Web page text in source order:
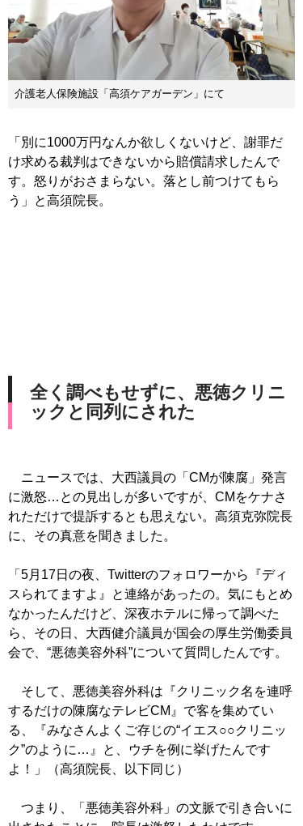
介護老人保険施設「高須ケアガーデン」にて
「別に1000万円なんか欲しくないけど、謝罪だ
け求める裁判はできないから賠償請求したんで
す。怒りがおさまらない。落とし前つけてもら
う」と高須院長。
全く調べもせずに、悪徳クリニ
ックと同列にされた
ニュースでは、大西議員の「CMが陳腐」発言
に激怒…との見出しが多いですが、CMをケナさ
れただけで提訴するとも思えない。高須克弥院長
に、その真意を聞きました。
「5月17日の夜、Twitterのフォロワーから『ディ
スられてますよ』と連絡があったの。気にもとめ
なかったんだけど、深夜ホテルに帰って調べた
ら、その日、大西健介議員が国会の厚生労働委員
会で、“悪徳美容外科”について質問したんです。
そして、悪徳美容外科は『クリニック名を連呼
するだけの陳腐なテレビCM』で客を集めてい
る、『みなさんよくご存じの“イエス○○クリニッ
ク”のように…』と、ウチを例に挙げたんです
よ！」（高須院長、以下同じ）
つまり、「悪徳美容外科」の文脈で引き合いに